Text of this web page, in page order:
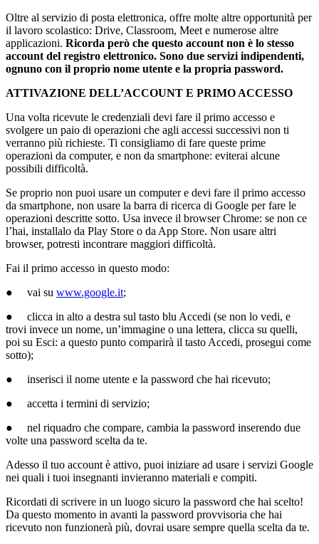
Oltre al servizio di posta elettronica, offre molte altre opportunità per
il lavoro scolastico: Drive, Classroom, Meet e numerose altre
applicazioni. Ricorda però che questo account non è lo stesso
account del registro elettronico. Sono due servizi indipendenti,
ognuno con il proprio nome utente e la propria password.
ATTIVAZIONE DELL’ACCOUNT E PRIMO ACCESSO
Una volta ricevute le credenziali devi fare il primo accesso e
svolgere un paio di operazioni che agli accessi successivi non ti
verranno più richieste. Ti consigliamo di fare queste prime
operazioni da computer, e non da smartphone: eviterai alcune
possibili difficoltà.
Se proprio non puoi usare un computer e devi fare il primo accesso
da smartphone, non usare la barra di ricerca di Google per fare le
operazioni descritte sotto. Usa invece il browser Chrome: se non ce
l’hai, installalo da Play Store o da App Store. Non usare altri
browser, potresti incontrare maggiori difficoltà.
Fai il primo accesso in questo modo:
● vai su www.google.it;
● clicca in alto a destra sul tasto blu Accedi (se non lo vedi, e
trovi invece un nome, un’immagine o una lettera, clicca su quelli,
poi su Esci: a questo punto comparirà il tasto Accedi, prosegui come
sotto);
● inserisci il nome utente e la password che hai ricevuto;
● accetta i termini di servizio;
● nel riquadro che compare, cambia la password inserendo due
volte una password scelta da te.
Adesso il tuo account è attivo, puoi iniziare ad usare i servizi Google
nei quali i tuoi insegnanti invieranno materiali e compiti.
Ricordati di scrivere in un luogo sicuro la password che hai scelto!
Da questo momento in avanti la password provvisoria che hai
ricevuto non funzionerà più, dovrai usare sempre quella scelta da te.